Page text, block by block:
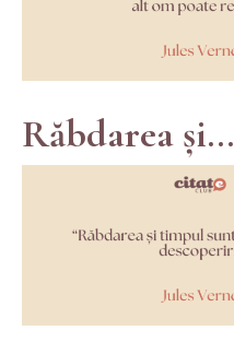
Răbdarea și...